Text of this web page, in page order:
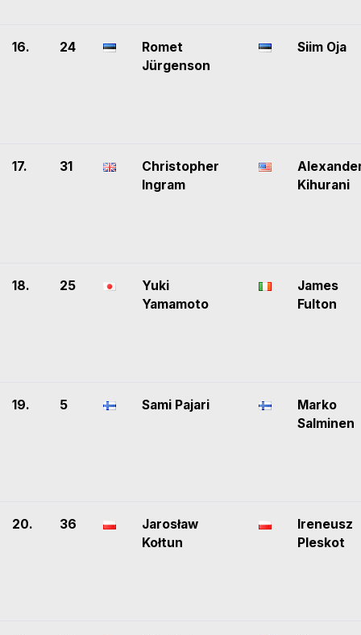
16. 24
Romet
Jürgenson
Siim Oja
17. 31
Christopher
Ingram
Kihurani
18. 25
Yuki
Yamamoto
James
Fulton
19. 5 Sami Pajari
Marko
Salminen
20. 36
Jarosław
Kołtun
Ireneusz
Pleskot